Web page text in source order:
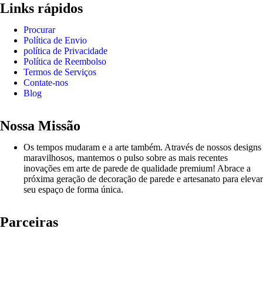
Links rápidos
Procurar
Política de Envio
política de Privacidade
Política de Reembolso
Termos de Serviços
Contate-nos
Blog
Nossa Missão
Os tempos mudaram e a arte também. Através de nossos designs
maravilhosos, mantemos o pulso sobre as mais recentes
inovações em arte de parede de qualidade premium! Abrace a
próxima geração de decoração de parede e artesanato para elevar
seu espaço de forma única.
Parceiras